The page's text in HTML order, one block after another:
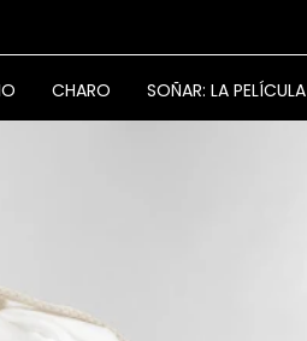
CHARO SOÑAR: LA PELÍCULA